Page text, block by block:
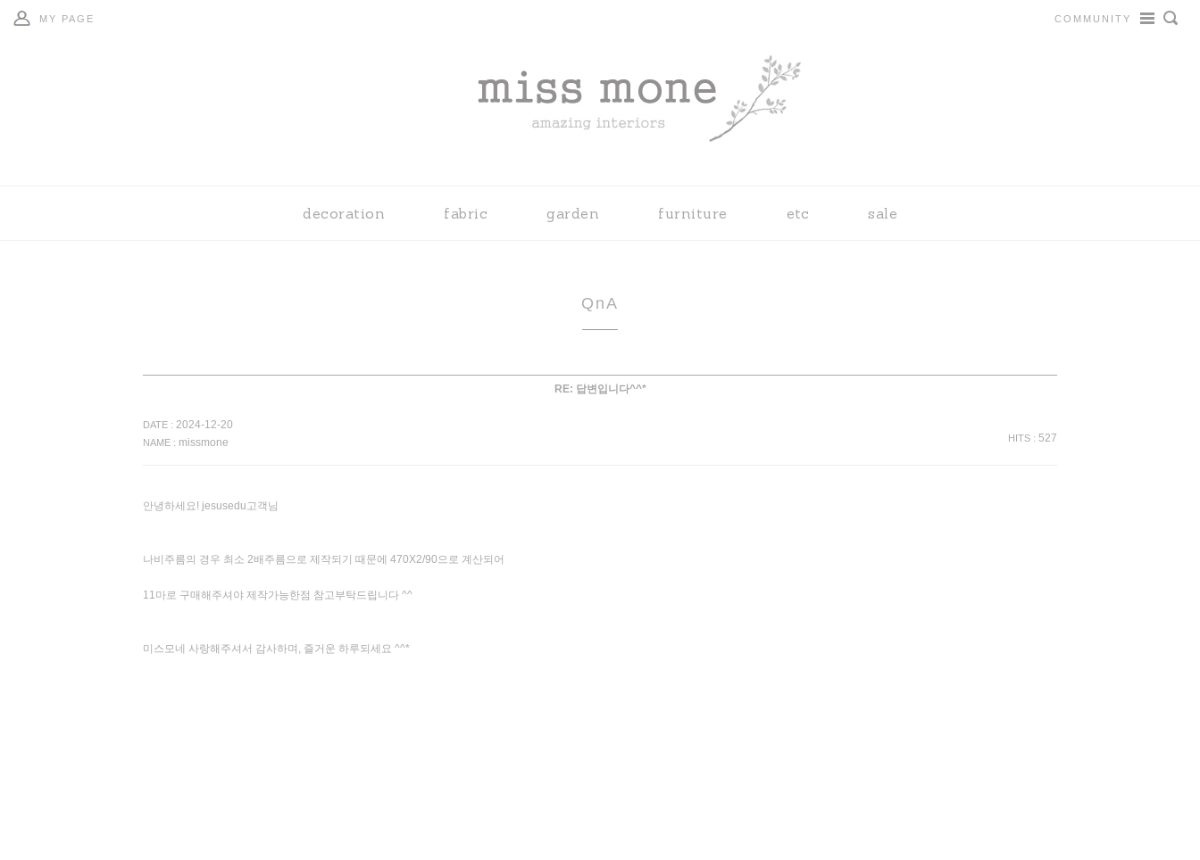
MY PAGE COMMUNITY
decoration fabric garden furniture etc sale
QnA
RE: 답변입니다^^*
DATE : 2024-12-20
NAME : missmone HITS : 527
안녕하세요! jesusedu고객님
나비주름의 경우 최소 2배주름으로 제작되기 때문에 470X2/90으로 계산되어
11마로 구매해주셔야 제작가능한점 참고부탁드립니다 ^^
미스모네 사랑해주셔서 감사하며, 즐거운 하루되세요 ^^*